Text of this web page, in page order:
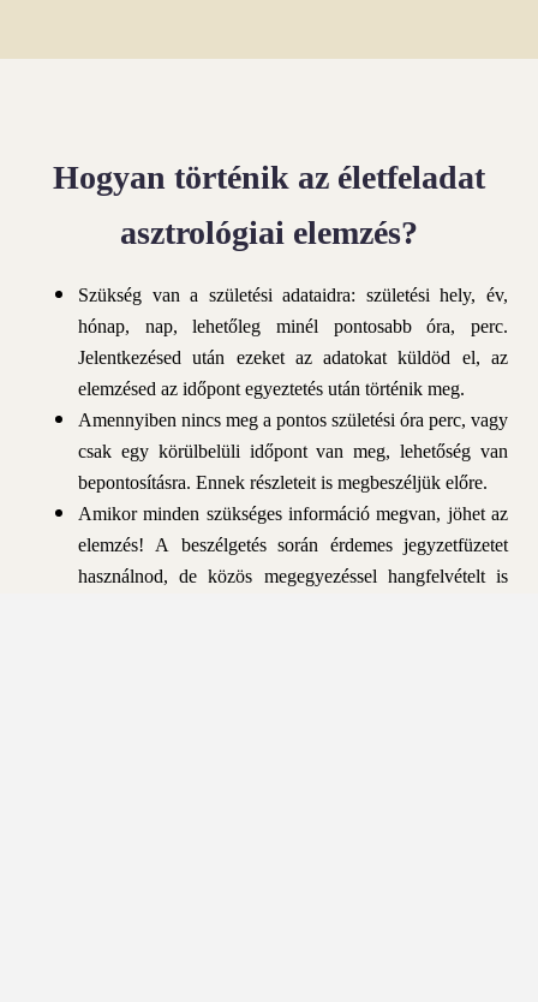
Hogyan történik az életfeladat
asztrológiai elemzés?
Szükség van a születési adataidra: születési hely, év,
hónap, nap, lehetőleg minél pontosabb óra, perc.
Jelentkezésed után ezeket az adatokat küldöd el, az
elemzésed az időpont egyeztetés után történik meg.
Amennyiben nincs meg a pontos születési óra perc, vagy
csak egy körülbelüli időpont van meg, lehetőség van
bepontosításra. Ennek részleteit is megbeszéljük előre.
Amikor minden szükséges információ megvan, jöhet az
elemzés! A beszélgetés során érdemes jegyzetfüzetet
használnod, de közös megegyezéssel hangfelvételt is